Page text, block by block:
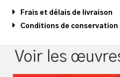
Frais et délais de livraison
Conditions de conservation
Voir les